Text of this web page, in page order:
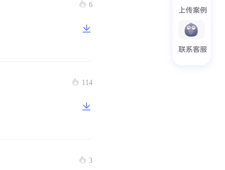
上传案例
联系客服
6
114
3